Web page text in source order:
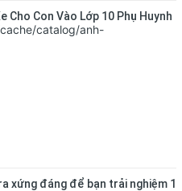
Cho Con Vào Lớp 10 Phụ Huynh
xứng đáng để bạn trải nghiệm 1